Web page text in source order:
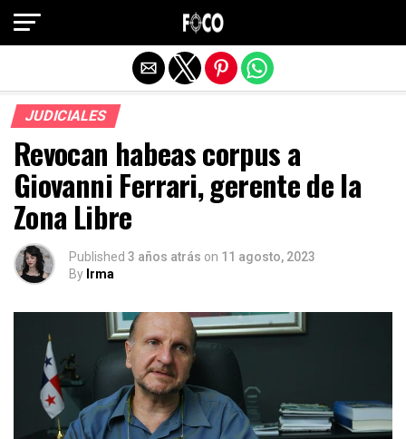
JUDICIALES
Revocan habeas corpus a
Giovanni Ferrari, gerente de la
Zona Libre
Published 3 años atrás on 11 agosto, 2023
By Irma
Salir de la versión móvil